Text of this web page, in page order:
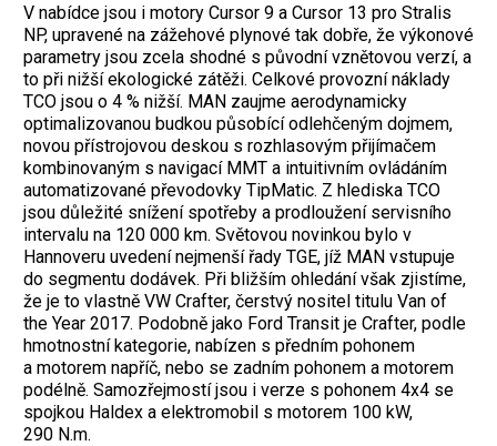
V nabídce jsou i motory Cursor 9 a Cursor 13 pro Stralis
NP, upravené na zážehové plynové tak dobře, že výkonové
parametry jsou zcela shodné s původní vznětovou verzí, a
to při nižší ekologické zátěži. Celkové provozní náklady
TCO jsou o 4 % nižší. MAN zaujme aerodynamicky
optimalizovanou budkou působící odlehčeným dojmem,
novou přístrojovou deskou s rozhlasovým přijímačem
kombinovaným s navigací MMT a intuitivním ovládáním
automatizované převodovky TipMatic. Z hlediska TCO
jsou důležité snížení spotřeby a prodloužení servisního
intervalu na 120 000 km. Světovou novinkou bylo v
Hannoveru uvedení nejmenší řady TGE, jíž MAN vstupuje
do segmentu dodávek. Při bližším ohledání však zjistíme,
že je to vlastně VW Crafter, čerstvý nositel titulu Van of
the Year 2017. Podobně jako Ford Transit je Crafter, podle
hmotnostní kategorie, nabízen s předním pohonem
a motorem napříč, nebo se zadním pohonem a motorem
podélně. Samozřejmostí jsou i verze s pohonem 4x4 se
spojkou Haldex a elektromobil s motorem 100 kW,
290 N.m.